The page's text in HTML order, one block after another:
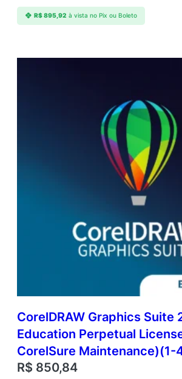
R$895,92 à vista no Pix ou Boleto
CorelDRAW Graphics Suite
Education Perpetual
CorelSure Maintenance)(1-
R$ 850,84